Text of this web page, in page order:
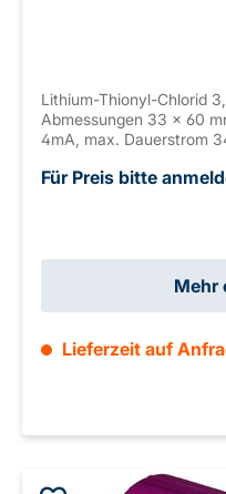
Lithium-Thionyl-Chlorid
Abmessungen 33 x 60
4mA, max. Dauerstrom
Für Preis bitte
Mehr
Lieferzeit auf